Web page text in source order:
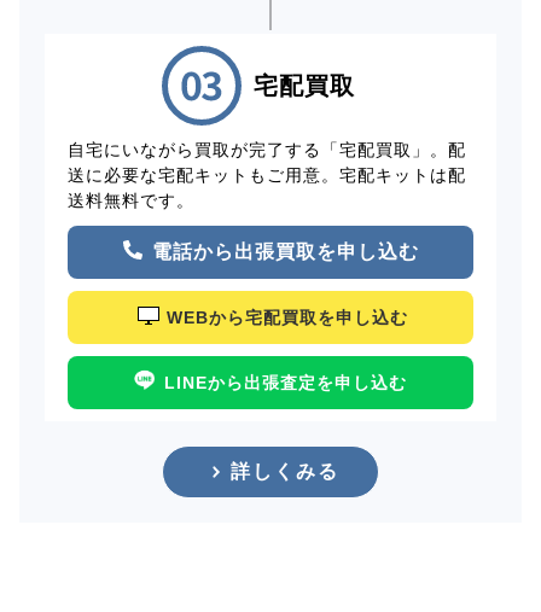
宅配買取
自宅にいながら買取が完了する「宅配買取」。配
送に必要な宅配キットもご用意。宅配キットは配
送料無料です。
電話から出張買取を申し込む
WEBから宅配買取を申し込む
LINEから出張査定を申し込む
詳しくみる